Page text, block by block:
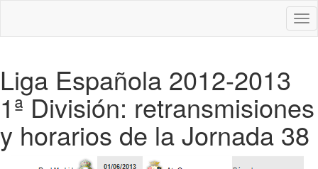
Liga Española 2012-2013
1ª División: retransmisiones
y horarios de la Jornada 38